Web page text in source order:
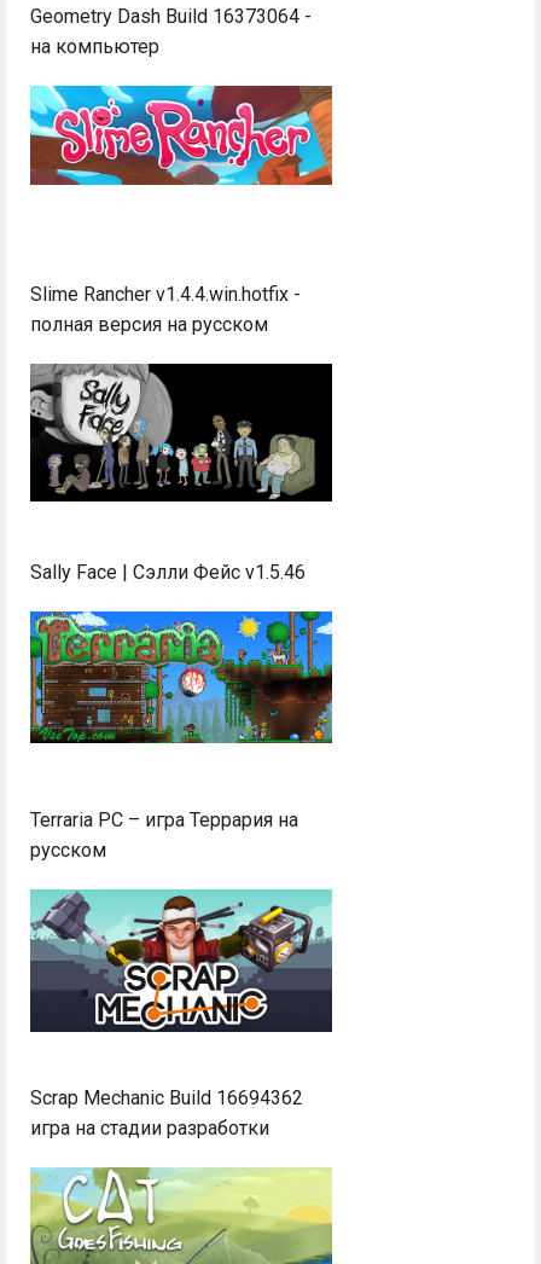
Geometry Dash Build 16373064 -
на компьютер
Slime Rancher v1.4.4.win.hotfix -
полная версия на русском
Sally Face | Сэлли Фейс v1.5.46
Terraria PC – игра Террария на
русском
Scrap Mechanic Build 16694362
игра на стадии разработки